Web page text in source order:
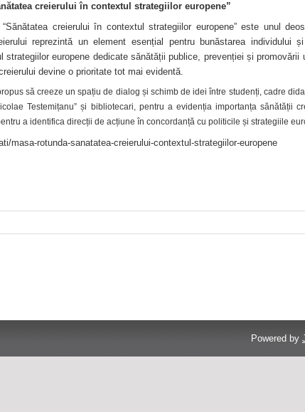
creierului în contextul strategiilor europene”
creierului în contextul strategiilor europene” este unul
reprezintă un element esențial pentru bunăstarea individului
europene dedicate sănătății publice, prevenției și promovării
devine o prioritate tot mai evidentă.
să creeze un spațiu de dialog și schimb de idei între studenți, cadre
Testemițanu” și bibliotecari, pentru a evidenția importanța sănătății
a identifica direcții de acțiune în concordanță cu politicile și strategiile
masa-rotunda-sanatatea-creierului-contextul-strategiilor-europene
Powered by